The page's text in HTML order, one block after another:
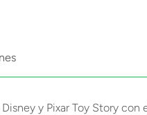
y Pixar Toy Story